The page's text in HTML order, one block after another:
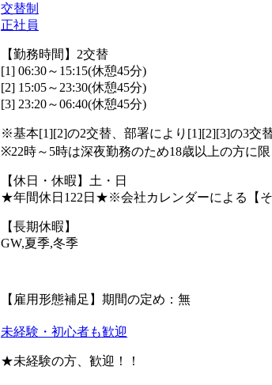
交替制
正社員
【勤務時間】2交替
[1] 06:30～15:15(休憩45分)
[2] 15:05～23:30(休憩45分)
[3] 23:20～06:40(休憩45分)
※基本[1][2]の2交替、部署により[1][2][3]の3交
※22時～5時は深夜勤務のため18歳以上の方に限
【休日・休暇】土・日
★年間休日122日★※会社カレンダーによる【そ
【長期休暇】
GW,夏季,冬季
【雇用形態補足】期間の定め：無
未経験・初心者も歓迎
★未経験の方、歓迎！！